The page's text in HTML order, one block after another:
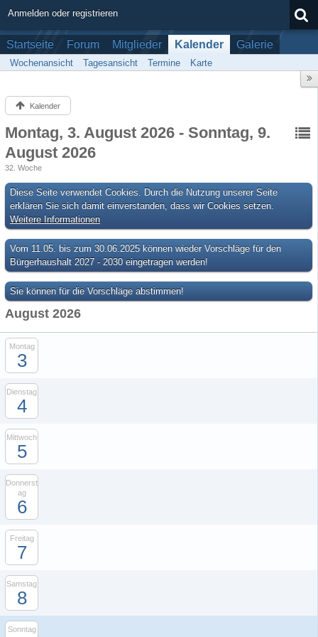
Anmelden oder registrieren
Startseite Forum Mitglieder Kalender Galerie
Wochenansicht Tagesansicht Termine Karte
Kalender
Montag, 3. August 2026 - Sonntag, 9.
August 2026
32. Woche
Diese Seite verwendet Cookies. Durch die Nutzung unserer Seite
erklären Sie sich damit einverstanden, dass wir Cookies setzen.
Weitere Informationen
Vom 11.05. bis zum 30.06.2025 können wieder Vorschläge für den
Bürgerhaushalt 2027 - 2030 eingetragen werden!
Sie können für die Vorschläge abstimmen!
August 2026
Montag
3
Dienstag
4
Mittwoch
5
Donnerst
ag
6
Freitag
7
Samstag
8
Sonntag